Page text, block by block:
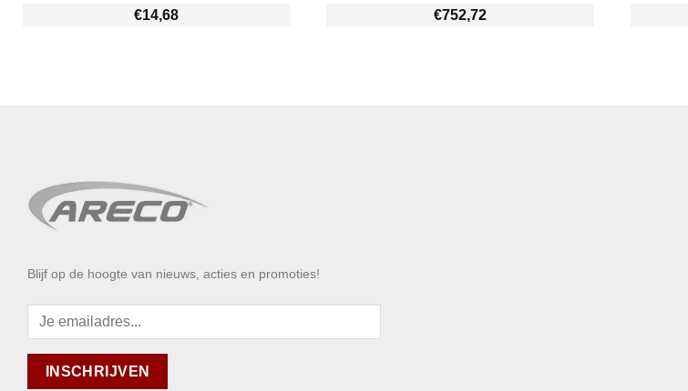
€14,68 €752,72
Blijf op de hoogte van nieuws, acties en promoties!